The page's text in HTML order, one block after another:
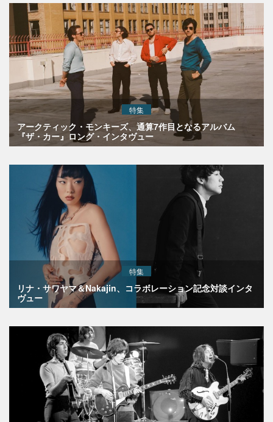
特集
アークティック・モンキーズ、通算7作目となるアルバム
『ザ・カー』ロング・インタヴュー
特集
リナ・サワヤマ＆Nakajin、コラボレーション記念対談インタ
ヴュー